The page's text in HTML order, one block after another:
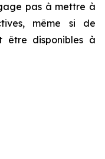
pas à mettre à
même si de
être disponibles à